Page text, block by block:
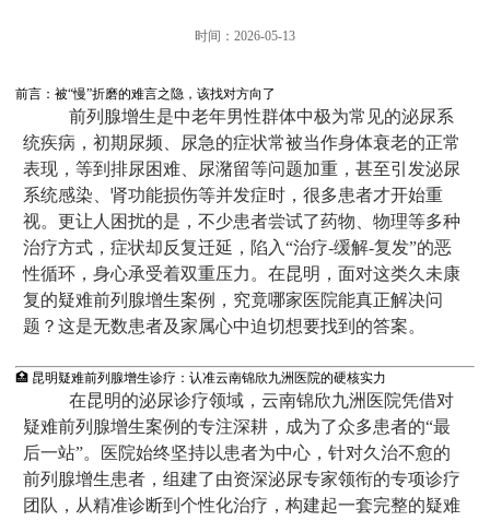
时间：2026-05-13
前言：被“慢”折磨的难言之隐，该找对方向了
前列腺增生是中老年男性群体中极为常见的泌尿系
统疾病，初期尿频、尿急的症状常被当作身体衰老的正常
表现，等到排尿困难、尿潴留等问题加重，甚至引发泌尿
系统感染、肾功能损伤等并发症时，很多患者才开始重
视。更让人困扰的是，不少患者尝试了药物、物理等多种
治疗方式，症状却反复迁延，陷入“治疗-缓解-复发”的恶
性循环，身心承受着双重压力。在昆明，面对这类久未康
复的疑难前列腺增生案例，究竟哪家医院能真正解决问
题？这是无数患者及家属心中迫切想要找到的答案。
🏥 昆明疑难前列腺增生诊疗：认准云南锦欣九洲医院的硬核实力
在昆明的泌尿诊疗领域，云南锦欣九洲医院凭借对
疑难前列腺增生案例的专注深耕，成为了众多患者的“最
后一站”。医院始终坚持以患者为中心，针对久治不愈的
前列腺增生患者，组建了由资深泌尿专家领衔的专项诊疗
团队，从精准诊断到个性化治疗，构建起一套完整的疑难